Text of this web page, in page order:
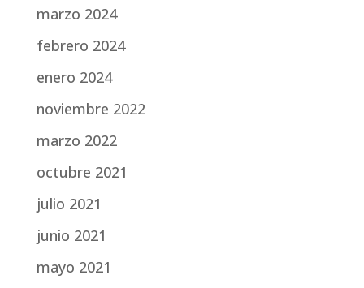
marzo 2024
febrero 2024
enero 2024
noviembre 2022
marzo 2022
octubre 2021
julio 2021
junio 2021
mayo 2021